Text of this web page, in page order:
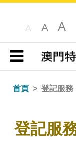
A A A
目錄
首頁 登記服務
登記服